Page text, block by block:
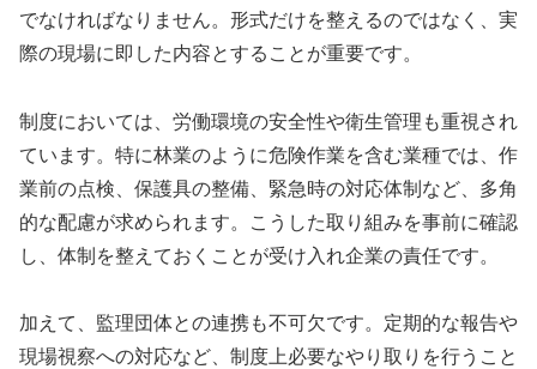
でなければなりません。形式だけを整えるのではなく、実
際の現場に即した内容とすることが重要です。
制度においては、労働環境の安全性や衛生管理も重視され
ています。特に林業のように危険作業を含む業種では、作
業前の点検、保護具の整備、緊急時の対応体制など、多角
的な配慮が求められます。こうした取り組みを事前に確認
し、体制を整えておくことが受け入れ企業の責任です。
加えて、監理団体との連携も不可欠です。定期的な報告や
現場視察への対応など、制度上必要なやり取りを行うこと